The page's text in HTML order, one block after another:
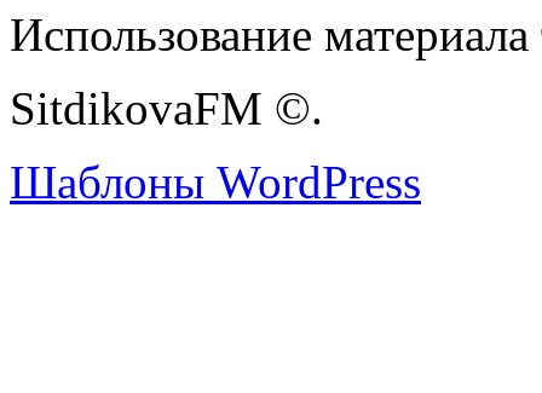
Использование
SitdikovaFM ©.
Шаблоны WordPress